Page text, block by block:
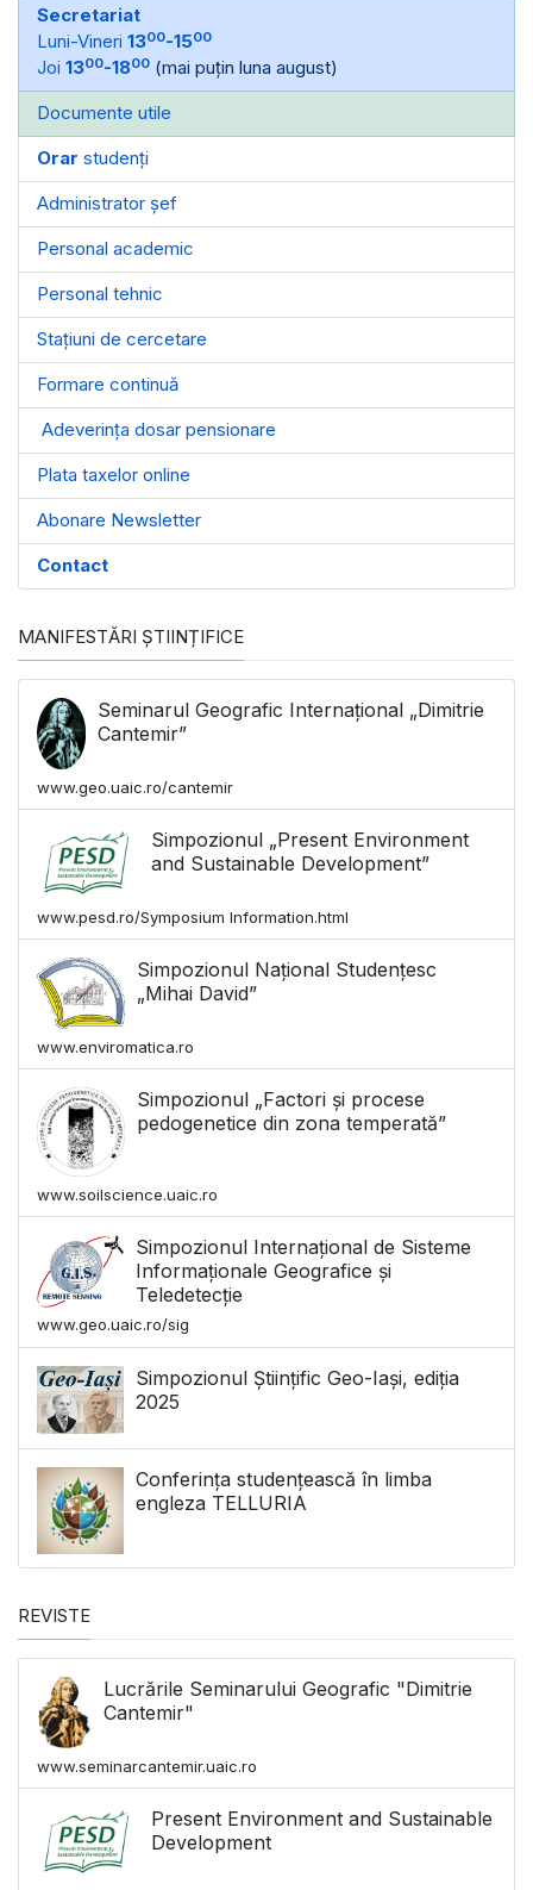
Secretariat
Luni-Vineri 1300-1500
Joi 1300-1800 (mai puțin luna august)
Documente utile
Orar studenți
Administrator șef
Personal academic
Personal tehnic
Stațiuni de cercetare
Formare continuă
Adeverința dosar pensionare
Plata taxelor online
Abonare Newsletter
Contact
MANIFESTĂRI ȘTIINȚIFICE
Seminarul Geografic Internațional „Dimitrie
Cantemir”
www.geo.uaic.ro/cantemir
Simpozionul „Present Environment
and Sustainable Development”
www.pesd.ro/Symposium Information.html
Simpozionul Național Studențesc
„Mihai David”
www.enviromatica.ro
Simpozionul „Factori și procese
pedogenetice din zona temperată”
www.soilscience.uaic.ro
Simpozionul Internațional de Sisteme
Informaționale Geografice și
Teledetecție
www.geo.uaic.ro/sig
Simpozionul Științific Geo-Iași, ediția
2025
Conferința studențească în limba
engleza TELLURIA
REVISTE
Lucrările Seminarului Geografic "Dimitrie
Cantemir"
www.seminarcantemir.uaic.ro
Present Environment and Sustainable
Development